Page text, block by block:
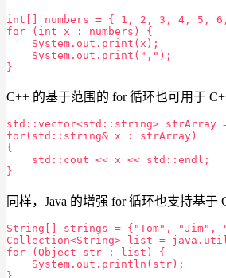
int[] numbers = { 1, 2, 3, 4, 5,
for (int x : numbers) {
    System.out.print(x);
    System.out.print(",");
C++ 的基于范围的 for 循环也可用于
std::vector<std::string> strArray
for(std::string& x : strArray)
{
    std::cout << x << std::endl;
同样，Java 的增强 for 循环也支持基于
String[] strings = {"Tom", "Jim",
Collection<String> list =
for (Object str : list) {
    System.out.println(str);